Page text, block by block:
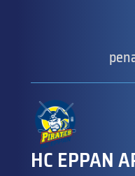
HC EPPAN